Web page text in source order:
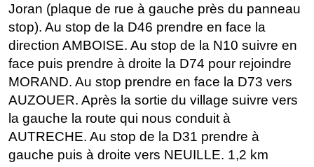
Joran (plaque de rue à gauche près du panneau
stop). Au stop de la D46 prendre en face la
direction AMBOISE. Au stop de la N10 suivre en
face puis prendre à droite la D74 pour rejoindre
MORAND. Au stop prendre en face la D73 vers
AUZOUER. Après la sortie du village suivre vers
la gauche la route qui nous conduit à
AUTRECHE. Au stop de la D31 prendre à
gauche puis à droite vers NEUILLE. 1,2 km